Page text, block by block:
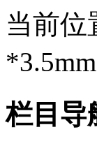
当前位
栏目导